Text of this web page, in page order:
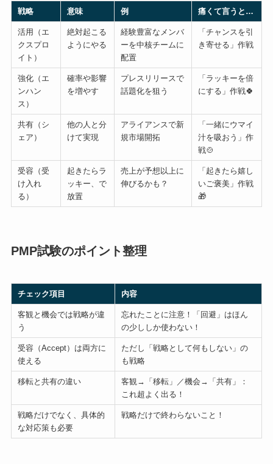
戦略 意味 例 痛くて言うと…
活用（エ
クスプロ
イト）
絶対起こる
ようにやる
経験豊富なメンバ
ーを中核チームに
配置
「チャンスを引
き寄せる」作戦
強化（エ
ンハン
ス）
確率や影響
を増やす
プレスリリースで
話題化を狙う
「ラッキーを倍
にする」作戦🍀
共有（シ
ェア）
他の人と分
けて実現
アライアンスで新
規市場開拓
「一緒にウマイ
汁を吸おう」作
戦🍲
受容（受
け入れ
る）
起きたらラ
ッキー、で
放置
売上が予想以上に
伸びるかも？
「起きたら嬉し
いご褒美」作戦
🎁
PMP試験のポイント整理
チェック項目 内容
客観と機会では戦略が違
う
忘れたことに注意！「回避」はほん
の少ししか使わない！
受容（Accept）は両方に
使える
ただし「戦略として何もしない」の
も戦略
移転と共有の違い
客観→「移転」／機会→「共有」：
これ超よく出る！
戦略だけでなく、具体的
な対応策も必要
戦略だけで終わらないこと！